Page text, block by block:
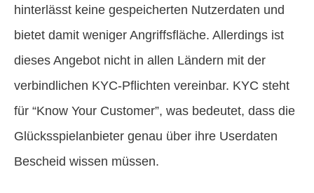
hinterlässt keine gespeicherten Nutzerdaten und
bietet damit weniger Angriffsfläche. Allerdings ist
dieses Angebot nicht in allen Ländern mit der
verbindlichen KYC-Pflichten vereinbar. KYC steht
für “Know Your Customer”, was bedeutet, dass die
Glücksspielanbieter genau über ihre Userdaten
Bescheid wissen müssen.